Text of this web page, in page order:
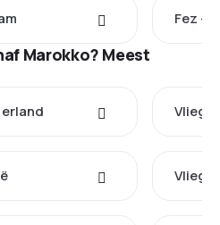
Fez -
Marokko? Meest